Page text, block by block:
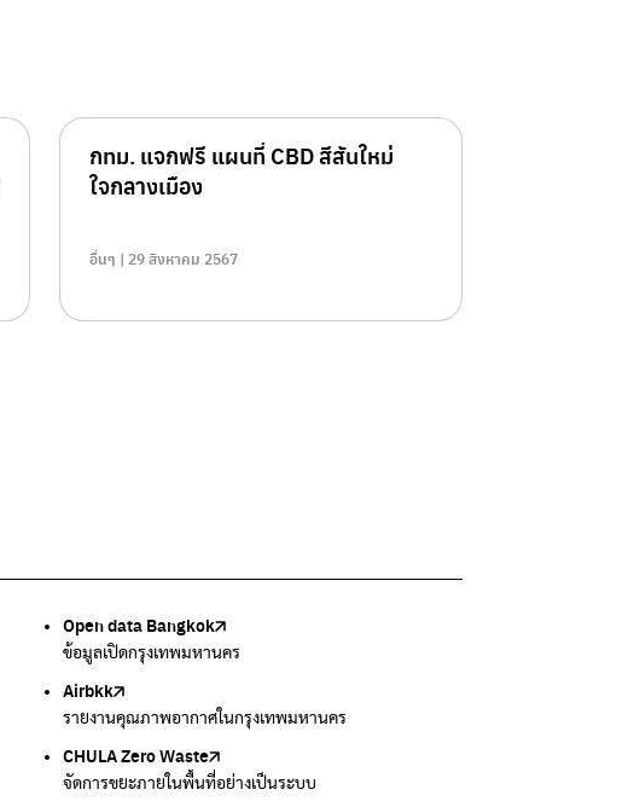
กทม. แจกฟรี แผนที่ CBD สีสันใหม่
ใจกลางเมือง
อื่นๆ | 29 สิงหาคม 2567
Open data Bangkok
ข้อมูลเปิดกรุงเทพมหานคร
Airbkk
รายงานคุณภาพอากาศในกรุงเทพมหานคร
CHULA Zero Waste
จัดการขยะภายในพื้นที่อย่างเป็นระบบ
ลุงซาเล้งกับขยะที่หายไป
เริ่มแยกขยะตั้งแต่วันนี้ เดี๋ยวลุงสอนให้
Kong Green Green
นำเสนอเรื่องราวเกี่ยวกับขยะ ที่เข้าถึงง่าย
How to ting
การแยกขยะให้สนุก
Air4Thai
ตรวจสอบสภาพอากาศรอบตัวคุณง่ายๆ
IQAir Airvisual
แอปพลิเคชั่น "หมอชัวร์" จากกรมควบคุมโรค
เตะฝุ่น
แผนที่การระบายอากาศในช่วงสูงสุดของแต่ละวัน
We park
เครือข่ายพัฒนาเมืองและชุมชนสุขภาวะ
มูลนิธิโลกสีเขียว
สร้างโลกเขียวด้วยพลังเรียนรู้
กรมควบคุมมลพิษ
แหล่งข้อมูลเกี่ยวกับมาตรฐานคุณภาพอากาศ น้ำ และเสียง
สำนักสิ่งแวดล้อม กรุงเทพมหานคร
ศูนย์ข้อมูลกระจายข่าวส่งเสริมอนุรักษ์พลังงาน กทม.
Net Zero Carbon
Everything about our planet and more